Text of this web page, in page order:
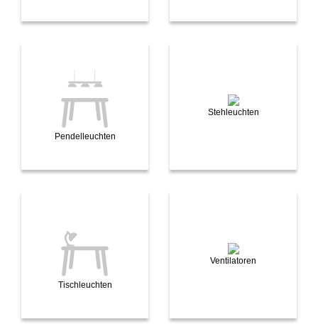
Pendelleuchten
Stehleuchten
Tischleuchten
Ventilatoren